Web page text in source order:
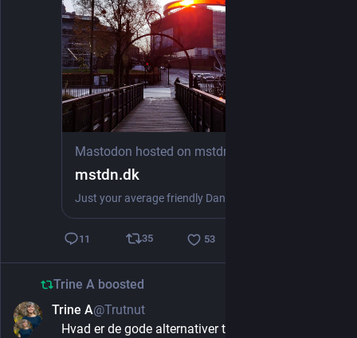
Mastodon hosted on mstdn.dk
mstdn.dk
11 35 53
Trine A boosted
Trine A@Trutnut
Hvad er de gode alternativer til Spotify? Når man